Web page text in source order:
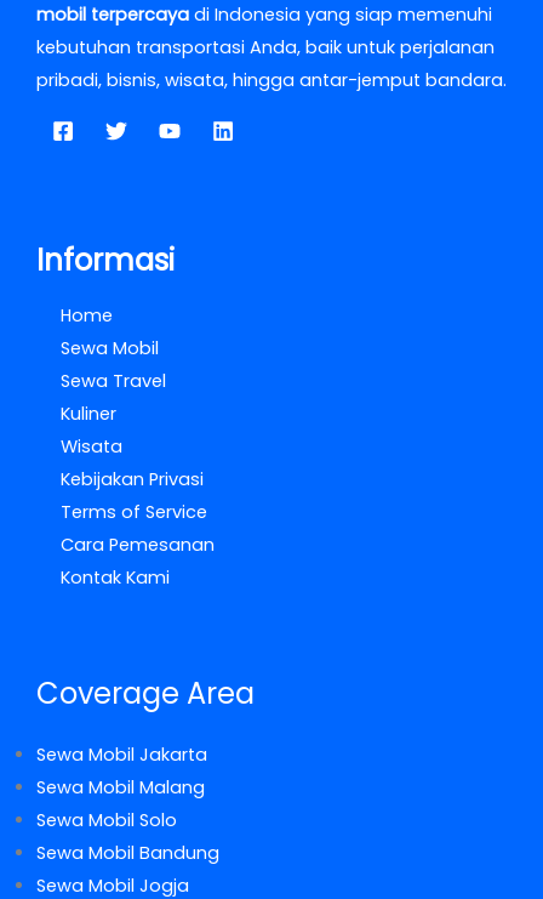
mobil terpercaya di Indonesia yang siap memenuhi
kebutuhan transportasi Anda, baik untuk perjalanan
pribadi, bisnis, wisata, hingga antar-jemput bandara.
Informasi
Home
Sewa Mobil
Sewa Travel
Kuliner
Wisata
Kebijakan Privasi
Terms of Service
Cara Pemesanan
Kontak Kami
Coverage Area
Sewa Mobil Jakarta
Sewa Mobil Malang
Sewa Mobil Solo
Sewa Mobil Bandung
Sewa Mobil Jogja